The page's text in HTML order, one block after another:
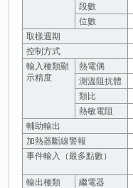
段數
位數
取樣週期
控制方式
輸入種類顯
示精度
熱電偶
測溫阻抗體
類比
熱敏電阻
輔助輸出
加熱器斷線警報
事件輸入（最多點數）
輸出種類 繼電器